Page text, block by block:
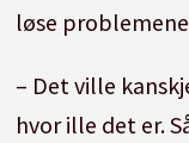
løse
– Det ville
hvor ille det er.